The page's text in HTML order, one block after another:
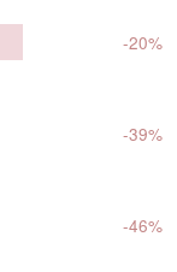
-20%
-39%
-46%